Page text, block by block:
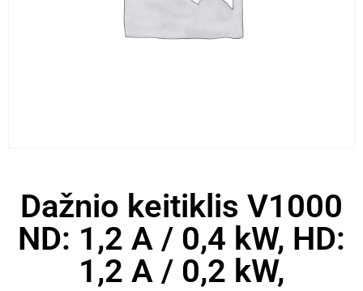
Dažnio keitiklis V1000
ND: 1,2 A / 0,4 kW, HD:
1,2 A / 0,2 kW,